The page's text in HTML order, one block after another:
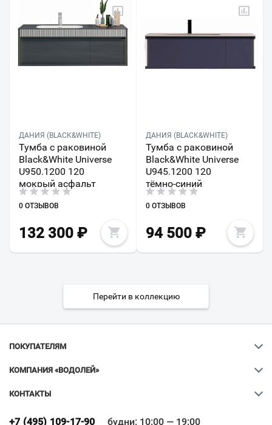
ДАНИЯ (BLACK&WHITE)
Тумба с раковиной
Black&White Universe
U950.1200 120
мокрый асфальт
0 ОТЗЫВОВ
132 300 ₽
ДАНИЯ (BLACK&WHITE)
Тумба с раковиной
Black&White Universe
U945.1200 120
тёмно-синий
0 ОТЗЫВОВ
94 500₽
Перейти в коллекцию
ПОКУПАТЕЛЯМ
КОМПАНИЯ «ВОДОЛЕЙ»
КОНТАКТЫ
+7 (495) 109-17-90 будни: 10:00 — 19:00